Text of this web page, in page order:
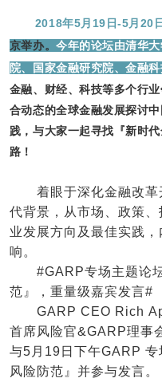
2018年5月19日-5月20日
京举办。今年的论坛由清华
院、国家金融研究院、金融科
金融、财经、科技等多个行
合动态的全球金融发展探讨
践，与大家一起寻找『新时
路！
着眼于深化金融改
代背景，从市场、政策
业发展方向及最佳实践
响。
#GARP专场主题论
范』，重量级嘉宾发言#
GARP CEO Rich
首席风险官&GARP理事
与5月19日下午GARP
风险防范』并参与发言。